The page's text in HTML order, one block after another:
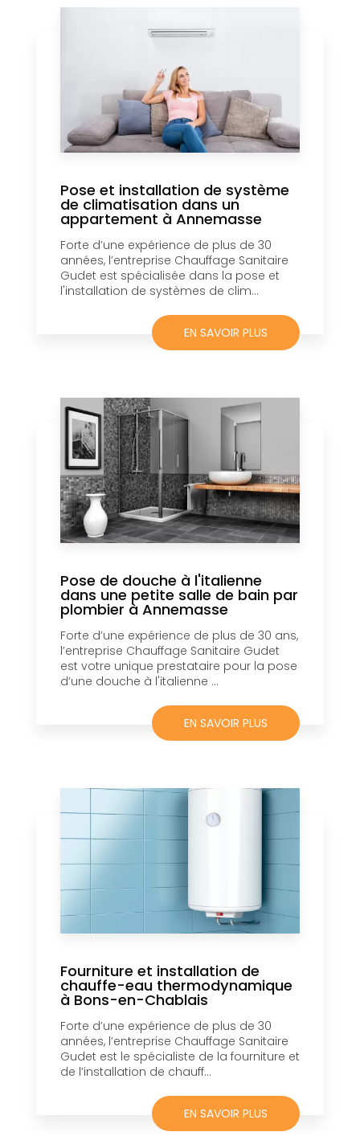
Pose et installation de système
de climatisation dans un
appartement à Annemasse
Forte d’une expérience de plus de 30
années, l’entreprise Chauffage Sanitaire
Gudet est spécialisée dans la pose et
l'installation de systèmes de clim...
EN SAVOIR PLUS
Pose de douche à l'italienne
dans une petite salle de bain par
plombier à Annemasse
Forte d’une expérience de plus de 30 ans,
l’entreprise Chauffage Sanitaire Gudet
est votre unique prestataire pour la pose
d’une douche à l'italienne ...
EN SAVOIR PLUS
Fourniture et installation de
chauffe-eau thermodynamique
à Bons-en-Chablais
Forte d’une expérience de plus de 30
années, l’entreprise Chauffage Sanitaire
Gudet est le spécialiste de la fourniture et
de l’installation de chauff...
EN SAVOIR PLUS